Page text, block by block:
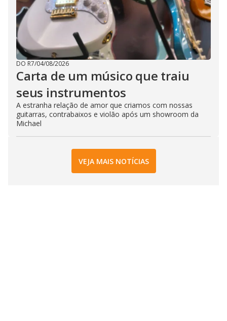
DO R7/04/08/2026
Carta de um músico que traiu
seus instrumentos
A estranha relação de amor que criamos com nossas
guitarras, contrabaixos e violão após um showroom da
Michael
VEJA MAIS NOTÍCIAS